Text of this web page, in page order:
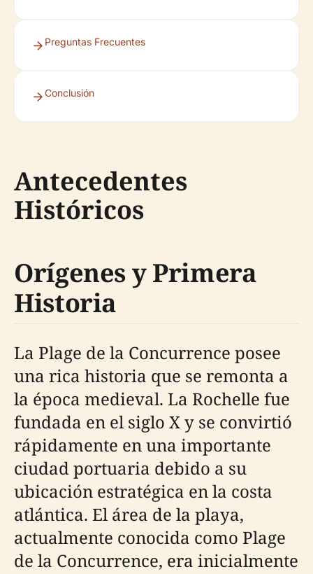
Preguntas Frecuentes
Conclusión
Antecedentes
Históricos
Orígenes y Primera
Historia
La Plage de la Concurrence posee
una rica historia que se remonta a
la época medieval. La Rochelle fue
fundada en el siglo X y se convirtió
rápidamente en una importante
ciudad portuaria debido a su
ubicación estratégica en la costa
atlántica. El área de la playa,
actualmente conocida como Plage
de la Concurrence, era inicialmente